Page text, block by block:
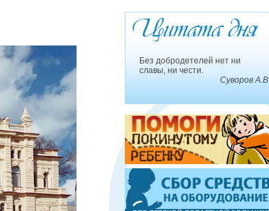
Без добродетелей нет ни
славы, ни чести.
Суворов А.В